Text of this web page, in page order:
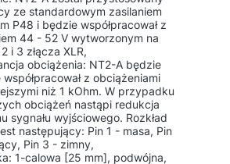
ze standardowym zasilaniem
P48 i będzie współpracował z
44 - 52 V wytworzonym na
i 3 złącza XLR,
obciążenia: NT2-A będzie
z obciążeniami
niż 1 kOhm. W przypadku
obciążeń nastąpi redukcja
sygnału wyjściowego. Rozkład
następujący: Pin 1 - masa, Pin
Pin 3 - zimny,
1-calowa [25 mm], podwójna,